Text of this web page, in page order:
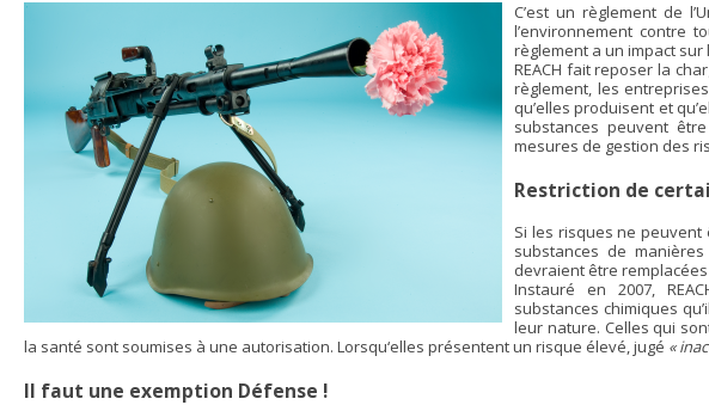
C’est un règlement de
l’environnement contre
règlement a un impact sur
REACH fait reposer la
règlement, les
qu’elles produisent et
substances peuvent
mesures de gestion des
Restriction de
Si les risques ne
substances de
devraient être
Instauré en 2007,
substances chimiques
leur nature. Celles qui
la santé sont soumises à une autorisation. Lorsqu‘elles présentent un risque élevé, jugé «
Il faut une exemption Défense !